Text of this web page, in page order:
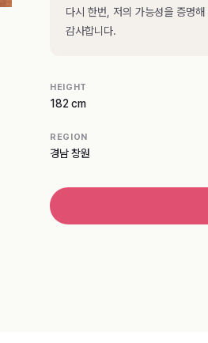
다시 한번, 저의 가능성을 증명
감사합니다.
HEIGHT
182 cm
REGION
경남 창원